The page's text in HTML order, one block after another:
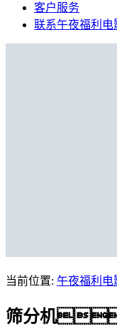
客户服务
联系午夜福利电
当前位置: 午夜福利电
筛分机